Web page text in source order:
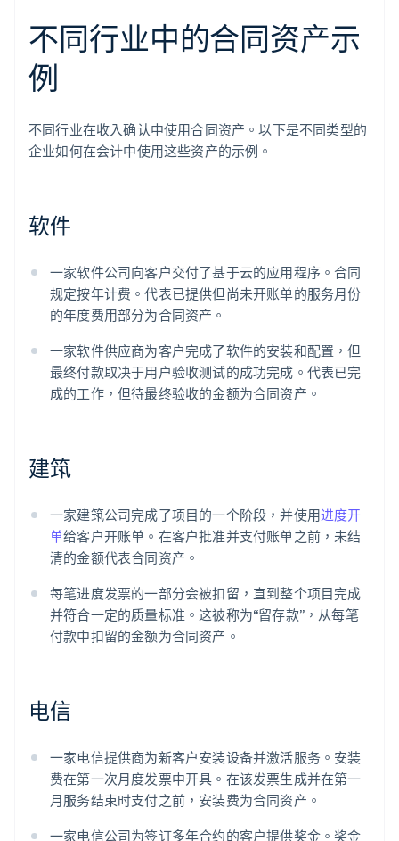
不同行业中的合同资产示
例
不同行业在收入确认中使用合同资产。以下是不同类型的
企业如何在会计中使用这些资产的示例。
软件
一家软件公司向客户交付了基于云的应用程序。合同
规定按年计费。代表已提供但尚未开账单的服务月份
的年度费用部分为合同资产。
一家软件供应商为客户完成了软件的安装和配置，但
最终付款取决于用户验收测试的成功完成。代表已完
成的工作，但待最终验收的金额为合同资产。
建筑
一家建筑公司完成了项目的一个阶段，并使用进度开
单给客户开账单。在客户批准并支付账单之前，未结
清的金额代表合同资产。
每笔进度发票的一部分会被扣留，直到整个项目完成
并符合一定的质量标准。这被称为“留存款”，从每笔
付款中扣留的金额为合同资产。
电信
一家电信提供商为新客户安装设备并激活服务。安装
费在第一次月度发票中开具。在该发票生成并在第一
月服务结束时支付之前，安装费为合同资产。
一家电信公司为签订多年合约的客户提供奖金。奖金